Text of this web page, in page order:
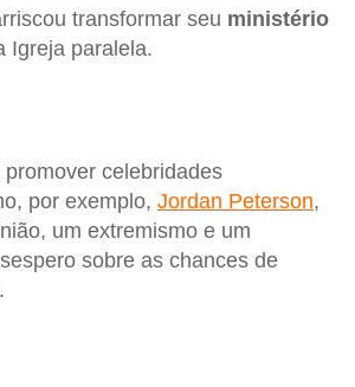
transformar seu ministério
Igreja paralela.
promover celebridades
por exemplo, Jordan Peterson,
um extremismo e um
sobre as chances de